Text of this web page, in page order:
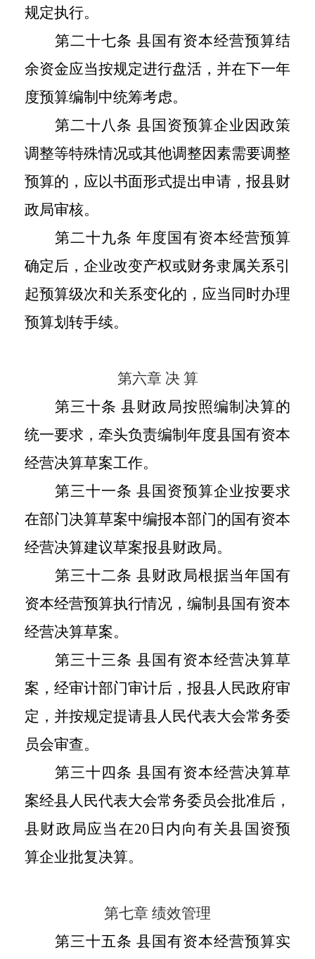
规定执行。
第二十七条 县国有资本经营预算结
余资金应当按规定进行盘活，并在下一年
度预算编制中统筹考虑。
第二十八条 县国资预算企业因政策
调整等特殊情况或其他调整因素需要调整
预算的，应以书面形式提出申请，报县财
政局审核。
第二十九条 年度国有资本经营预算
确定后，企业改变产权或财务隶属关系引
起预算级次和关系变化的，应当同时办理
预算划转手续。
第六章 决 算
第三十条 县财政局按照编制决算的
统一要求，牵头负责编制年度县国有资本
经营决算草案工作。
第三十一条 县国资预算企业按要求
在部门决算草案中编报本部门的国有资本
经营决算建议草案报县财政局。
第三十二条 县财政局根据当年国有
资本经营预算执行情况，编制县国有资本
经营决算草案。
第三十三条 县国有资本经营决算草
案，经审计部门审计后，报县人民政府审
定，并按规定提请县人民代表大会常务委
员会审查。
第三十四条 县国有资本经营决算草
案经县人民代表大会常务委员会批准后，
县财政局应当在20 日内向有关县国资预
算企业批复决算。
第七章 绩效管理
第三十五条 县国有资本经营预算实